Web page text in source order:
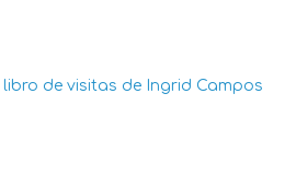
libro de visitas de Ingrid Campos